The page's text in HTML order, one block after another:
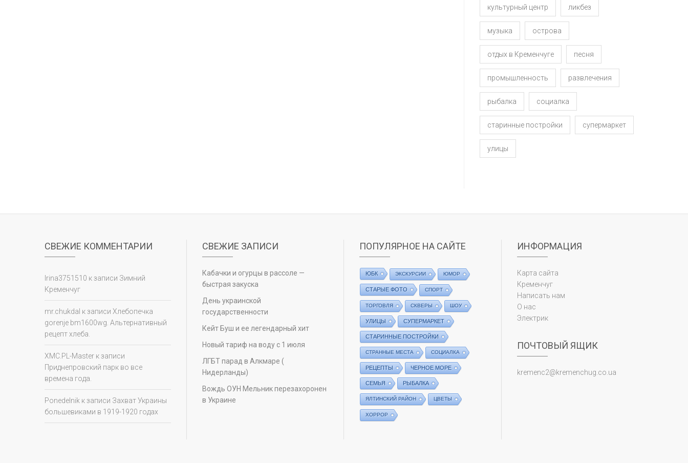
культурный центр ликбез
музыка острова
отдых в Кременчуге песня
промышленность развлечения
рыбалка социалка
старинные постройки супермаркет
улицы
СВЕЖИЕ КОММЕНТАРИИ
Irina3751510 к записи Зимний
Кременчуг
mr.chukdal к записи Хлебопечка
gorenje bm1600wg. Альтернативный
рецепт хлеба.
XMC.PL-Master к записи
Приднепровский парк во все
времена года.
Ponedelnik к записи Захват Украины
большевиками в 1919-1920 годах
СВЕЖИЕ ЗАПИСИ
Кабачки и огурцы в рассоле —
быстрая закуска
День украинской
государственности
Кейт Буш и ее легендарный хит
Новый тариф на воду с 1 июля
ЛГБТ парад в Алкмаре (
Нидерланды)
Вождь ОУН Мельник перезахоронен
в Украине
ПОПУЛЯРНОЕ НА САЙТЕ
ЮБК ЭКСКУРСИИ ЮМОР
СТАРЫЕ ФОТО СПОРТ
ТОРГОВЛЯ СКВЕРЫ ШОУ
УЛИЦЫ СУПЕРМАРКЕТ
СТАРИННЫЕ ПОСТРОЙКИ
СТРАННЫЕ МЕСТА СОЦИАЛКА
РЕЦЕПТЫ ЧЕРНОЕ МОРЕ
СЕМЬЯ РЫБАЛКА
ЯЛТИНСКИЙ РАЙОН ЦВЕТЫ
ХОРРОР
ИНФОРМАЦИЯ
Карта сайта
Кременчуг
Написать нам
О нас
Электрик
ПОЧТОВЫЙ ЯЩИК
kremenc2@kremenchug.co.ua